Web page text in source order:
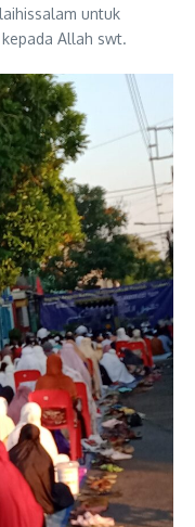
untuk
Allah swt.